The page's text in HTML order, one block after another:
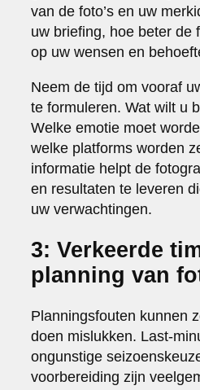
van de foto’s en uw
uw briefing, hoe beter de
op uw wensen en
Neem de tijd om vooraf
te formuleren. Wat wilt u
Welke emotie moet
welke platforms worden
informatie helpt de
en resultaten te leveren
uw verwachtingen.
3: Verkeerde
planning van
Planningsfouten kunnen
doen mislukken. Last-
ongunstige
voorbereiding zijn